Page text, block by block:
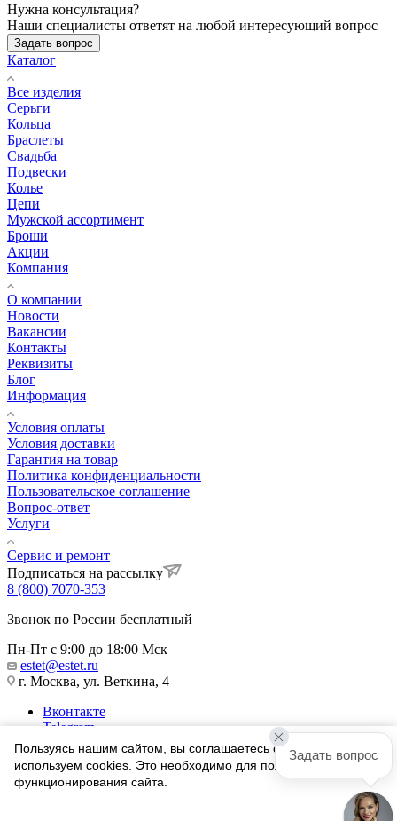
Нужна консультация?
Наши специалисты ответят на любой интересующий вопрос
Задать вопрос
Каталог
Все изделия
Серьги
Кольца
Браслеты
Свадьба
Подвески
Колье
Цепи
Мужской ассортимент
Броши
Акции
Компания
О компании
Новости
Вакансии
Контакты
Реквизиты
Блог
Информация
Условия оплаты
Условия доставки
Гарантия на товар
Политика конфиденциальности
Пользовательское соглашение
Вопрос-ответ
Услуги
Сервис и ремонт
Подписаться на рассылку
8 (800) 7070-353
Звонок по России бесплатный
Пн-Пт с 9:00 до 18:00 Мск
estet@estet.ru
г. Москва, ул. Веткина, 4
Вконтакте
Telegram
Одноклассники
WhatsApp
1991-2026 © Ювелирный Дом ЭСТЕТ
Пользуясь нашим сайтом, вы соглашаетесь с тем, что мы
используем cookies. Это необходимо для полноценного
функционирования сайта.
Задать вопрос